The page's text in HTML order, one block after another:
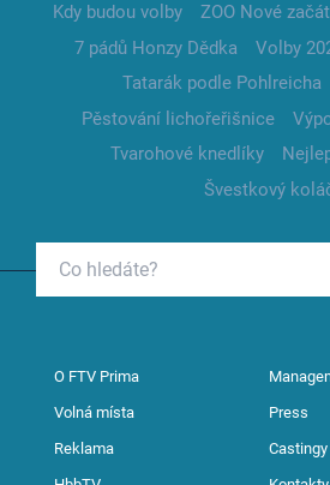
Kdy budou volby
ZOO Nové
7 pádů Honzy Dědka
Volby
Tatarák podle Pohlreicha
Pěstování lichořeřišnice
Tvarohové knedlíky
Švestkový
O FTV Prima
Volná místa Press
Reklama Castingy